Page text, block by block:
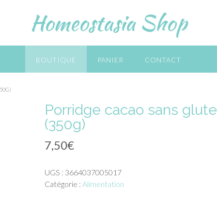
Homeostasia Shop
BOUTIQUE PANIER CONTACT
Porridge cacao sans
(350g)
7,50€
UGS : 3664037005017
Catégorie :Alimentation